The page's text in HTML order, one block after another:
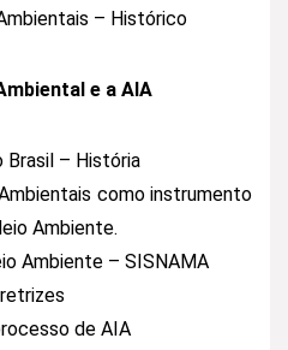
– Histórico
e a AIA
Brasil – História
como instrumento
Ambiente.
Ambiente – SISNAMA
de AIA